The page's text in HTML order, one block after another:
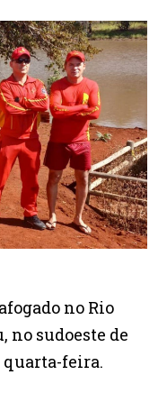
no Rio
no sudoeste de
quarta-feira.